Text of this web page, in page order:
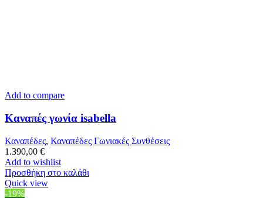
Add to compare
Καναπές γωνία isabella
Καναπέδες, Καναπέδες Γωνιακές Συνθέσεις
1.390,00 €
Add to wishlist
Προσθήκη στο καλάθι
Quick view
-19%